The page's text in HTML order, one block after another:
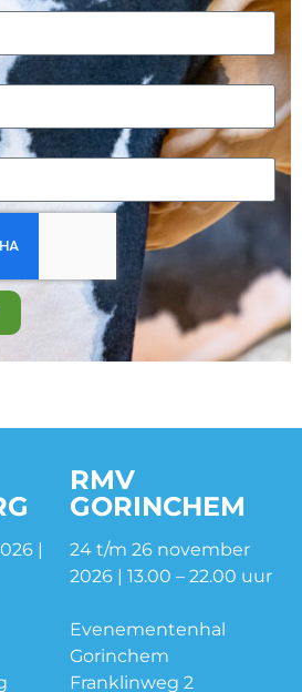
|
RMV
GORINCHEM
24 t/m 26 november
2026 | 13.00 – 22.00 uur
Evenementenhal
Gorinchem
Franklinweg 2